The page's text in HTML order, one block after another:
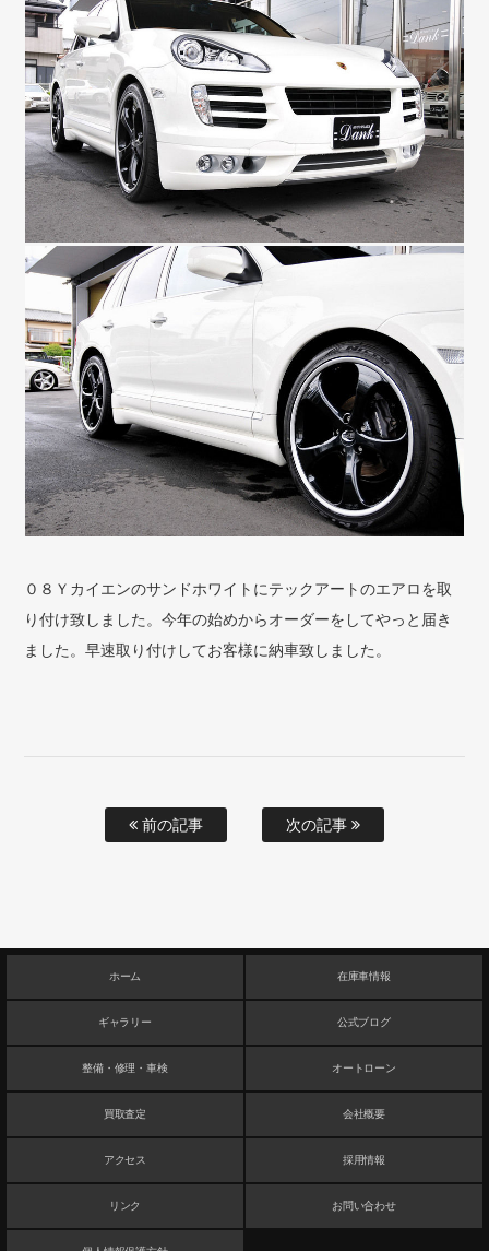
０８Ｙカイエンのサンドホワイトにテックアートのエアロを取
り付け致しました。今年の始めからオーダーをしてやっと届き
ました。早速取り付けしてお客様に納車致しました。
前の記事 次の記事
ホーム 在庫車情報
ギャラリー 公式ブログ
整備・修理・車検 オートローン
買取査定 会社概要
アクセス 採用情報
リンク お問い合わせ